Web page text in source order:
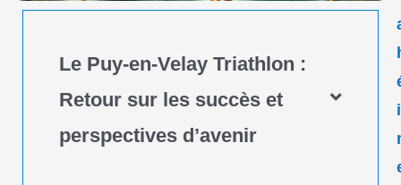
Le Puy-en-Velay Triathlon :
Retour sur les succès et
perspectives d’avenir